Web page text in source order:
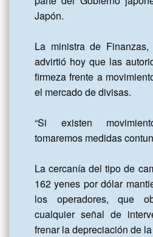
Japón.
La ministra de Finanzas,
advirtió hoy que las
firmeza frente a
el mercado de divisas.
“Si existen
tomaremos medidas
La cercanía del tipo de
162 yenes por dólar
los operadores, que
cualquier señal de
frenar la depreciación de